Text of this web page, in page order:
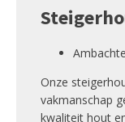
Onze
vakmanschap
kwaliteit hout